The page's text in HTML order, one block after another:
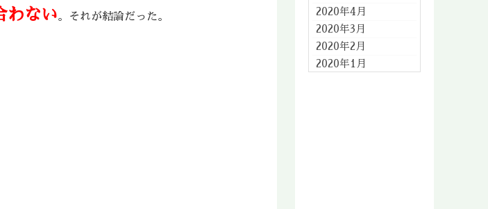
わない。それが結論だった。
2020年4月
2020年3月
2020年2月
2020年1月